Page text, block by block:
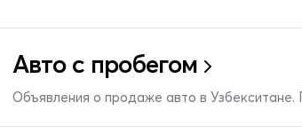
Авто с пробегом
Объявления о продаже авто в